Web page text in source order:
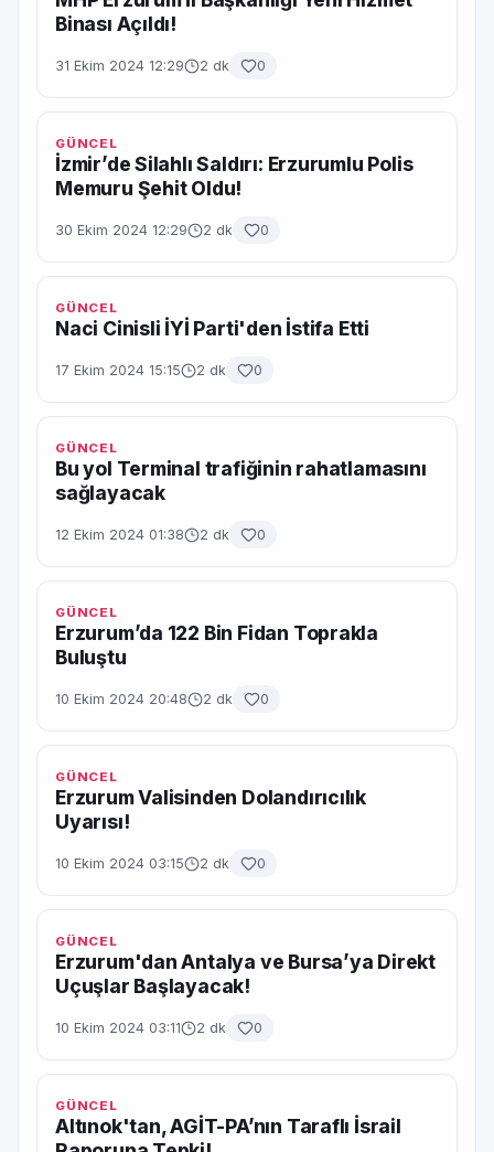
Binası Açıldı!
31 Ekim 2024 12:29 2 dk 0
GÜNCEL
İzmir’de Silahlı Saldırı: Erzurumlu Polis
Memuru Şehit Oldu!
30 Ekim 2024 12:29 2 dk 0
GÜNCEL
Naci Cinisli İYİ Parti'den İstifa Etti
17 Ekim 2024 15:15 2 dk 0
GÜNCEL
Bu yol Terminal trafiğinin rahatlamasını
sağlayacak
12 Ekim 2024 01:38 2 dk 0
GÜNCEL
Erzurum’da 122 Bin Fidan Toprakla
Buluştu
10 Ekim 2024 20:48 2 dk 0
GÜNCEL
Erzurum Valisinden Dolandırıcılık
Uyarısı!
10 Ekim 2024 03:15 2 dk 0
GÜNCEL
Erzurum'dan Antalya ve Bursa’ya Direkt
Uçuşlar Başlayacak!
10 Ekim 2024 03:11 2 dk 0
GÜNCEL
Altınok'tan, AGİT-PA’nın Taraflı İsrail